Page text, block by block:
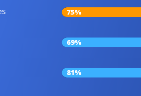
75%
69%
81%